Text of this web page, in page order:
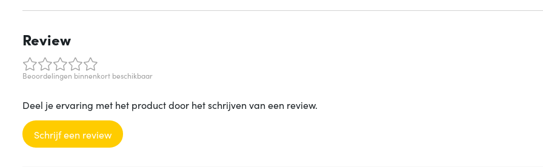
Review
Beoordelingen binnenkort beschikbaar
Deel je ervaring met het product door het schrijven van een review.
Schrijf een review